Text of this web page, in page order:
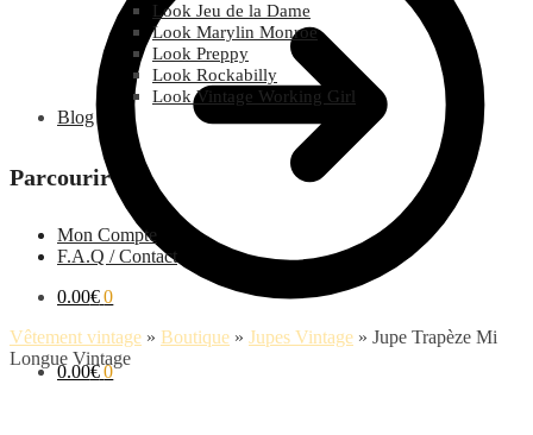
0.00€ 0
Look Jeu de la Dame
Look Marylin Monroe
Look Preppy
Look Rockabilly
Look Vintage Working Girl
Blog
Parcourir
Mon Compte
F.A.Q / Contact
0.00€ 0
Vêtement vintage » Boutique » Jupes Vintage » Jupe Trapèze Mi
Longue Vintage